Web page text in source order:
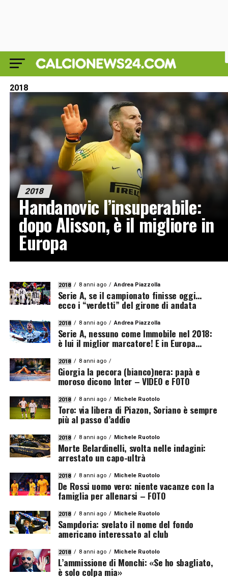
2018
2018
Handanovic l’insuperabile:
dopo Alisson, è il migliore in
Europa
2018 8 anni ago Andrea Piazzolla
Serie A, se il campionato finisse oggi…
ecco i “verdetti” del girone di andata
2018 8 anni ago Andrea Piazzolla
Serie A, nessuno come Immobile nel 2018:
è lui il miglior marcatore! E in Europa…
2018 8 anni ago
Giorgia la pecora (bianco)nera: papà e
moroso dicono Inter – VIDEO e FOTO
2018 8 anni ago Michele Ruotolo
Toro: via libera di Piazon, Soriano è sempre
più al passo d’addio
2018 8 anni ago Michele Ruotolo
Morte Belardinelli, svolta nelle indagini:
arrestato un capo-ultrà
2018 8 anni ago Michele Ruotolo
De Rossi uomo vero: niente vacanze con la
famiglia per allenarsi – FOTO
2018 8 anni ago Michele Ruotolo
Sampdoria: svelato il nome del fondo
americano interessato al club
2018 8 anni ago Michele Ruotolo
L’ammissione di Monchi: «Se ho sbagliato,
è solo colpa mia»